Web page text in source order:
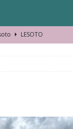
LESOTO
playa
JAMAICA